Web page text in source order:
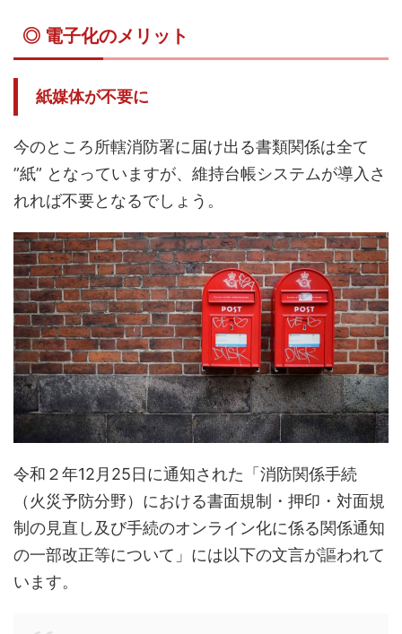
◎ 電子化のメリット
紙媒体が不要に
今のところ所轄消防署に届け出る書類関係は全て
”紙” となっていますが、維持台帳システムが導入さ
れれば不要となるでしょう。
令和２年12月25日に通知された「消防関係手続
（火災予防分野）における書面規制・押印・対面規
制の見直し及び手続のオンライン化に係る関係通知
の一部改正等について」には以下の文言が謳われて
います。